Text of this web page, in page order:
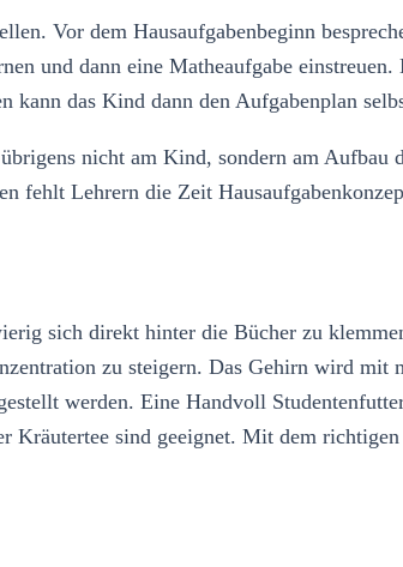
Vor dem Hausaufgabenbeginn
und dann eine Matheaufgabe
das Kind dann den Aufgabenplan
nicht am Kind, sondern am Aufbau
fehlt Lehrern die Zeit
sich direkt hinter die Bücher zu
zu steigern. Das Gehirn wird mit
werden. Eine Handvoll
Kräutertee sind geeignet. Mit dem